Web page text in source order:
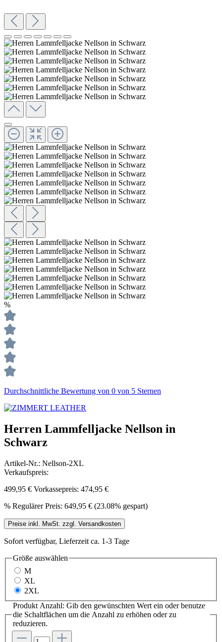
%
Durchschnittliche Bewertung von 0 von 5 Sternen
Herren Lammfelljacke Nellson in
Schwarz
Artikel-Nr.: Nellson-2XL
Verkaufspreis:
499,95 € Vorkassepreis: 474,95 €
% Regulärer Preis: 649,95 € (23.08% gespart)
Preise inkl. MwSt. zzgl. Versandkosten
Sofort verfügbar, Lieferzeit ca. 1-3 Tage
Größe auswählen
M
XL
2XL
Produkt Anzahl: Gib den gewünschten Wert ein oder benutze
die Schaltflächen um die Anzahl zu erhöhen oder zu
reduzieren.